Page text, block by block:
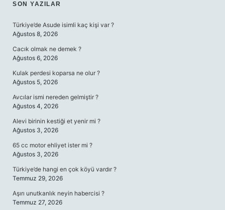
SIDEBAR
SON YAZILAR
Türkiye’de Asude isimli kaç kişi var ?
Ağustos 8, 2026
Cacık olmak ne demek ?
Ağustos 6, 2026
Kulak perdesi koparsa ne olur ?
Ağustos 5, 2026
Avcılar ismi nereden gelmiştir ?
Ağustos 4, 2026
Alevi birinin kestiği et yenir mi ?
Ağustos 3, 2026
65 cc motor ehliyet ister mi ?
Ağustos 3, 2026
Türkiye’de hangi en çok köyü vardır ?
Temmuz 29, 2026
Aşırı unutkanlık neyin habercisi ?
Temmuz 27, 2026